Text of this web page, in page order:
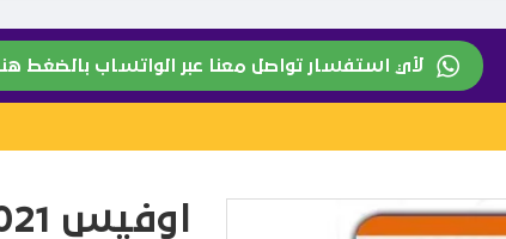
لأي استفسار تواصل معنا عبر الواتساب بالضغط هنا
اوفيس 2021 برو بلس لخمسة اجهزة